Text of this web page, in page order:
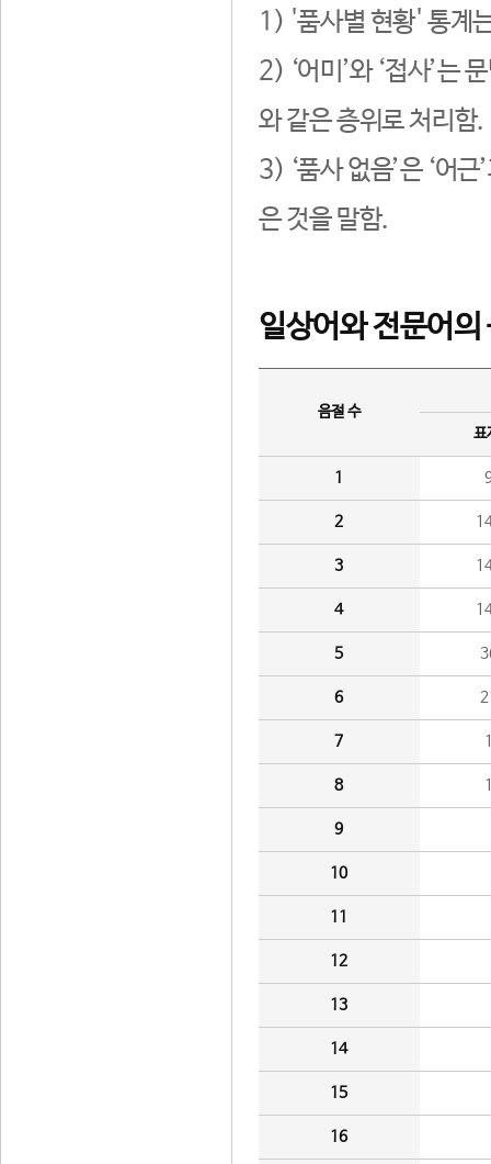
1) '품사별 현황' 통계
2) ‘어미’와 ‘접사’는
와 같은 층위로 처리함.
3) ‘품사 없음’은 ‘어
은 것을 말함.
일상어와 전문어의
음절 수
표
1
2
3
4
5
6
7
8
9
10
11
12
13
14
15
16